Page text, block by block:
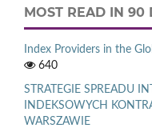
MOST READ IN 90
Index Providers in the
640
STRATEGIE SPREADU
INDEKSOWYCH
WARSZAWIE